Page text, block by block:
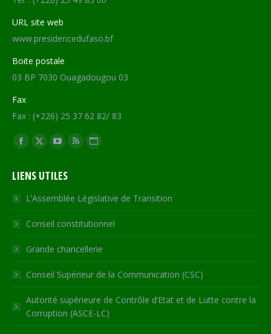
URL site web
www.presidencedufaso.bf
Boite postale
03 BP 7030 Ouagadougou 03
Fax
Fax : (+226) 25 37 62 82/ 83
Trouvez nous sur :
Facebook
opens
in
new
window
X
opens
in
new
window
YouTube
opens
in
new
window
RSS
in
new
window
Site
opens
in
new
LIENS UTILES
L’Assemblée Législative de Transition
Conseil constitutionnel
Grande chancellerie
Conseil Supérieur de la Communication (CSC)
Autorité supérieure de Contrôle d’Etat et de Lutte contre la
Corruption (ASCE-LC)